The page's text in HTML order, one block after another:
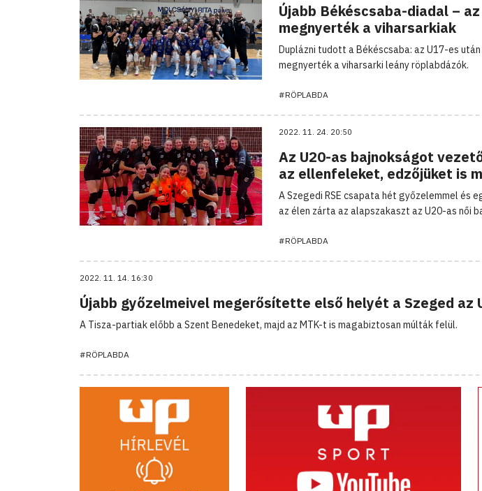
Újabb Békéscsaba-diadal –
megnyerték a viharsarkiak
Duplázni tudott a Békéscsaba: az U17-es
megnyerték a viharsarki leány röplabdázók.
#RÖPLABDA
2022. 11. 24. 20:50
Az U20-as bajnokságot
az ellenfeleket, edzőjüket is
A Szegedi RSE csapata hét győzelemmel és
az élen zárta az alapszakaszt az U20-as női
#RÖPLABDA
2022. 11. 14. 16:30
Újabb győzelmeivel megerősítette első helyét a Szeged az
A Tisza-partiak előbb a Szent Benedeket, majd az MTK-t is magabiztosan múlták felül.
#RÖPLABDA